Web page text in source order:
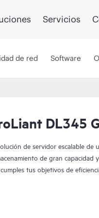
Servicios
de red Software
DL345
de servidor escalable
de gran
tus objetivos de
de computación excepcional y